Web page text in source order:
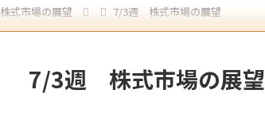
株式市場の展望 7/3週 株式市場の展望
7/3週 株式市場の展望